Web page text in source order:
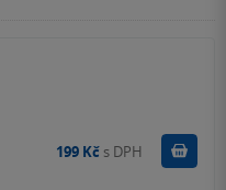
199 Kč s DPH